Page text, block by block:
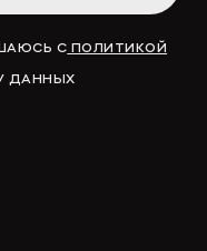
С ПОЛИТИКОЙ
ДАННЫХ